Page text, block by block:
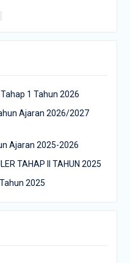
1 Tahun 2026
Ajaran 2026/2027
Ajaran 2025-2026
TAHAP II TAHUN 2025
2025